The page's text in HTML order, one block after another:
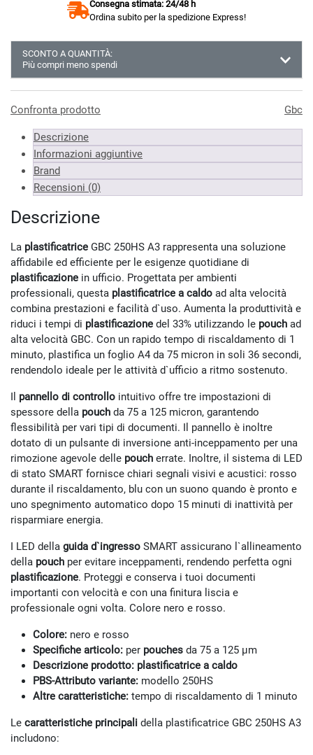
Consegna stimata: 24/48 h
Ordina subito per la spedizione Express!
SCONTO A QUANTITÀ:
Più compri meno spendi
Almeno 6 unità
163.75 €
*Prezzi IVA inclusa
Confronta prodotto Gbc
Descrizione
Informazioni aggiuntive
Brand
Recensioni (0)
Descrizione
La plastificatrice GBC 250HS A3 rappresenta una soluzione
affidabile ed efficiente per le esigenze quotidiane di
plastificazione in ufficio. Progettata per ambienti
professionali, questa plastificatrice a caldo ad alta velocità
combina prestazioni e facilità d`uso. Aumenta la produttività e
riduci i tempi di plastificazione del 33% utilizzando le pouch ad
alta velocità GBC. Con un rapido tempo di riscaldamento di 1
minuto, plastifica un foglio A4 da 75 micron in soli 36 secondi,
rendendolo ideale per le attività d`ufficio a ritmo sostenuto.
Il pannello di controllo intuitivo offre tre impostazioni di
spessore della pouch da 75 a 125 micron, garantendo
flessibilità per vari tipi di documenti. Il pannello è inoltre
dotato di un pulsante di inversione anti-inceppamento per una
rimozione agevole delle pouch errate. Inoltre, il sistema di LED
di stato SMART fornisce chiari segnali visivi e acustici: rosso
durante il riscaldamento, blu con un suono quando è pronto e
uno spegnimento automatico dopo 15 minuti di inattività per
risparmiare energia.
I LED della guida d`ingresso SMART assicurano l`allineamento
della pouch per evitare inceppamenti, rendendo perfetta ogni
plastificazione. Proteggi e conserva i tuoi documenti
importanti con velocità e con una finitura liscia e
professionale ogni volta. Colore nero e rosso.
Colore: nero e rosso
Specifiche articolo: per pouches da 75 a 125 µm
Descrizione prodotto: plastificatrice a caldo
PBS-Attributo variante: modello 250HS
Altre caratteristiche: tempo di riscaldamento di 1 minuto
Le caratteristiche principali della plastificatrice GBC 250HS A3
includono: